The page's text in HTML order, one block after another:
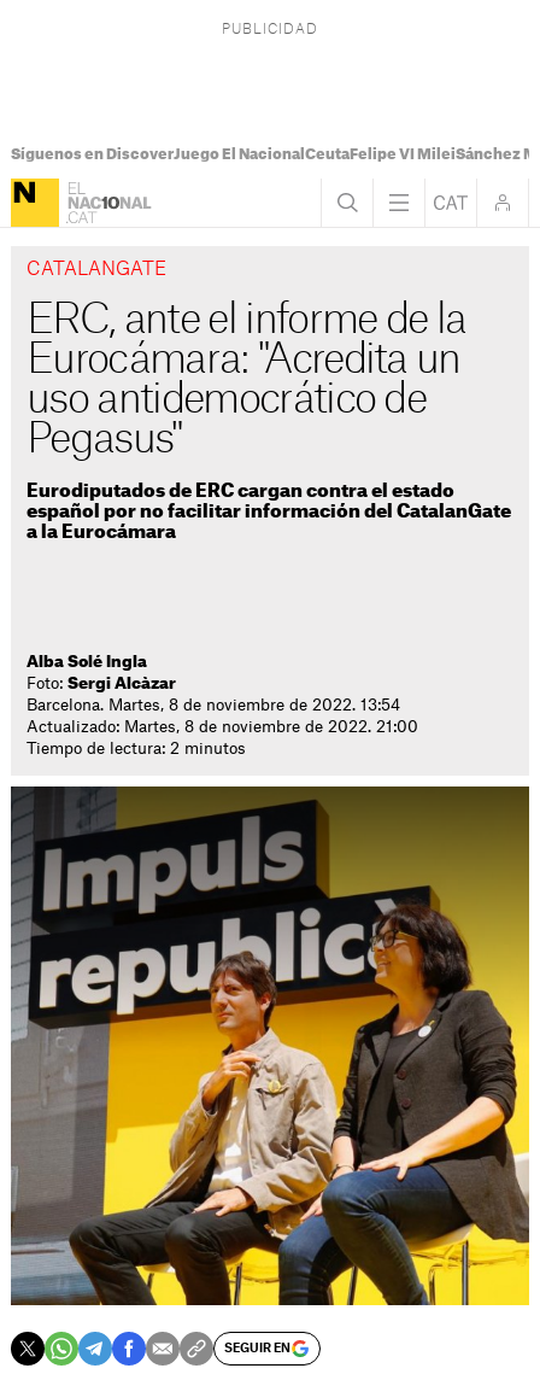
Síguenos en DiscoverJuego El Nacional CeutaFelipe VI MileiSánchez
CATALANGATE
ERC, ante el informe de la
Eurocámara: "Acredita un
uso antidemocrático de
Pegasus"
Eurodiputados de ERC cargan contra el estado
español por no facilitar información del CatalanGate
a la Eurocámara
Alba Solé Ingla
Foto:Sergi Alcàzar
Barcelona. Martes, 8 de noviembre de 2022. 13:54
Actualizado: Martes, 8 de noviembre de 2022. 21:00
Tiempo de lectura: 2 minutos
SEGUIR EN